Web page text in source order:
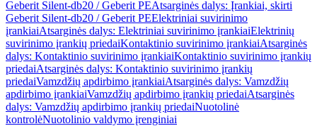
Geberit Silent-db20 / Geberit PEAtsarginės dalys: Įrankiai, skirti
Geberit Silent-db20 / Geberit PEElektriniai suvirinimo
įrankiaiAtsarginės dalys: Elektriniai suvirinimo įrankiaiElektrinių
suvirinimo įrankių priedaiKontaktinio suvirinimo įrankiaiAtsarginės
dalys: Kontaktinio suvirinimo įrankiaiKontaktinio suvirinimo įrankių
priedaiAtsarginės dalys: Kontaktinio suvirinimo įrankių
priedaiVamzdžių apdirbimo įrankiaiAtsarginės dalys: Vamzdžių
apdirbimo įrankiaiVamzdžių apdirbimo įrankių priedaiAtsarginės
dalys: Vamzdžių apdirbimo įrankių priedaiNuotolinė
kontrolėNuotolinio valdymo įrenginiai